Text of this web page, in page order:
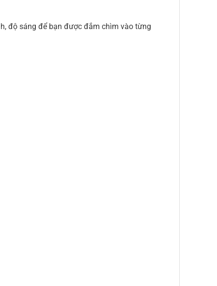
độ sáng để bạn được đắm chìm vào từng